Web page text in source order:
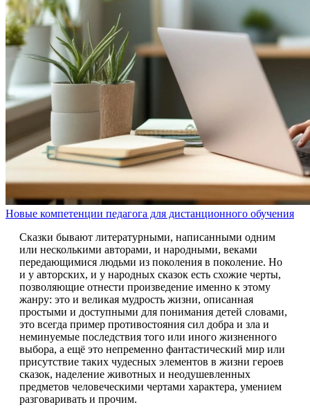
Новые компетенции педагога для дистанционного обучения
Сказки бывают литературными, написанными одним
или несколькими авторами, и народными, веками
передающимися людьми из поколения в поколение. Но
и у авторских, и у народных сказок есть схожие черты,
позволяющие отнести произведение именно к этому
жанру: это и великая мудрость жизни, описанная
простыми и доступными для понимания детей словами,
это всегда пример противостояния сил добра и зла и
неминуемые последствия того или иного жизненного
выбора, а ещё это непременно фантастический мир или
присутствие таких чудесных элементов в жизни героев
сказок, наделение животных и неодушевленных
предметов человеческими чертами характера, умением
разговаривать и прочим.